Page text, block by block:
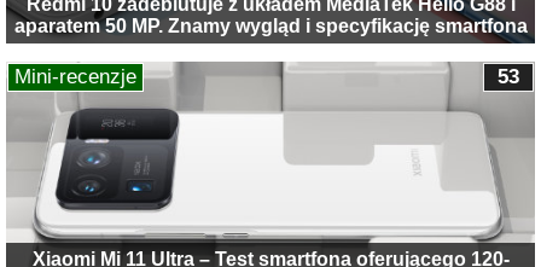
Redmi 10 zadebiutuje z układem MediaTek Helio G88 i
aparatem 50 MP. Znamy wygląd i specyfikację smartfona
Xiaomi Mi 11 Ultra – Test smartfona oferującego 120-
53
Mini-recenzje